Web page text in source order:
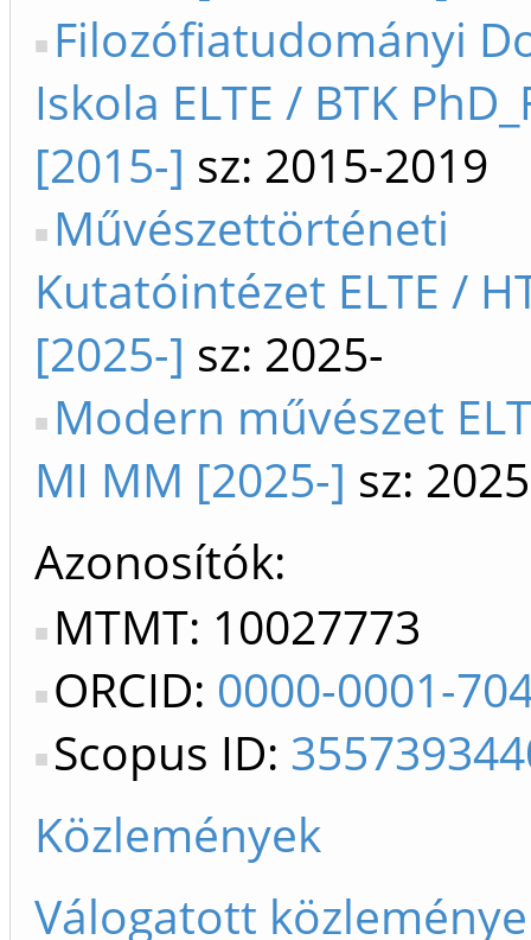
Filozófiatudományi
Iskola ELTE / BTK
[2015-] sz: 2015-2019
Művészettörténeti
Kutatóintézet ELTE /
[2025-] sz: 2025-
Modern művészet
MI MM [2025-] sz:
Azonosítók
MTMT: 10027773
ORCID: 0000-0001-
Scopus ID:
Közlemények
Válogatott